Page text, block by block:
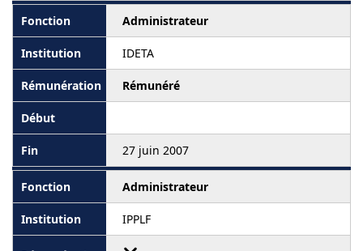
Administrateur
IDETA
Rémunéré
27 juin 2007
Administrateur
IPPLF